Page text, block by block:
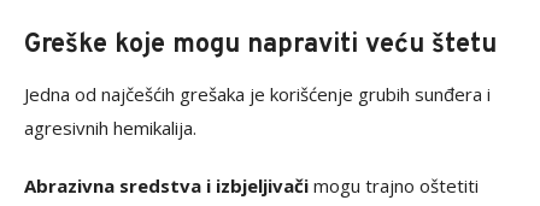
Greške koje mogu napraviti veću štetu
Jedna od najčešćih grešaka je korišćenje grubih sunđera i
agresivnih hemikalija.
Abrazivna sredstva i izbjeljivači mogu trajno oštetiti